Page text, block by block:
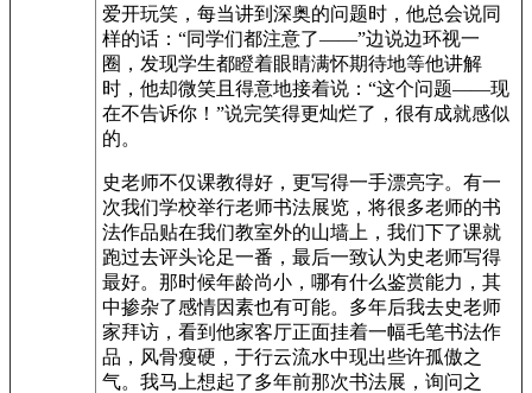
爱开玩笑，每当讲到深奥的问题时，他总会说同
样的话：“同学们都注意了——”边说边环视一
圈，发现学生都瞪着眼睛满怀期待地等他讲解
时，他却微笑且得意地接着说：“这个问题——现
在不告诉你！”说完笑得更灿烂了，很有成就感似
的。
史老师不仅课教得好，更写得一手漂亮字。有一
次我们学校举行老师书法展览，将很多老师的书
法作品贴在我们教室外的山墙上，我们下了课就
跑过去评头论足一番，最后一致认为史老师写得
最好。那时候年龄尚小，哪有什么鉴赏能力，其
中掺杂了感情因素也有可能。多年后我去史老师
家拜访，看到他家客厅正面挂着一幅毛笔书法作
品，风骨瘦硬，于行云流水中现出些许孤傲之
气。我马上想起了多年前那次书法展，询问之